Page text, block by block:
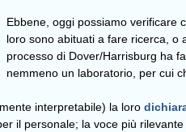
Ebbene, oggi possiamo verificare
loro sono abituati a fare ricerca, o
processo di Dover/Harrisburg ha
nemmeno un laboratorio, per cui
interpretabile) la loro
il personale; la voce più